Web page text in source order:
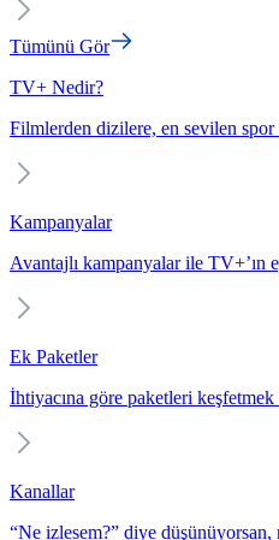
Tümünü Gör
TV+ Nedir?
Filmlerden dizilere, en sevilen spor
Kampanyalar
Avantajlı kampanyalar ile TV+’ın
Ek Paketler
İhtiyacına göre paketleri keşfetmek
Kanallar
“Ne izlesem?” diye